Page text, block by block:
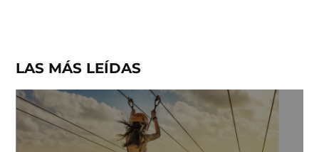
LAS MÁS LEÍDAS